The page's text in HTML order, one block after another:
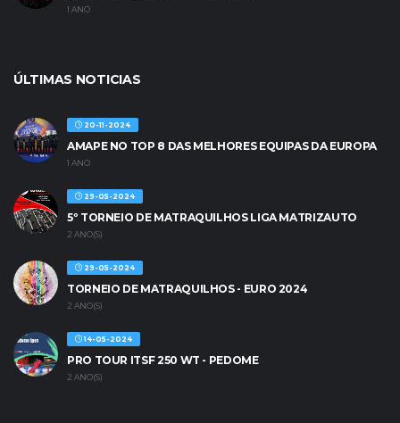
1 ANO
ÚLTIMAS NOTICIAS
20-11-2024
AMAPE NO TOP 8 DAS MELHORES EQUIPAS DA EUROPA
1 ANO
29-05-2024
5º TORNEIO DE MATRAQUILHOS LIGA MATRIZAUTO
2 ANO(S)
29-05-2024
TORNEIO DE MATRAQUILHOS - EURO 2024
2 ANO(S)
14-05-2024
PRO TOUR ITSF 250 WT - PEDOME
2 ANO(S)